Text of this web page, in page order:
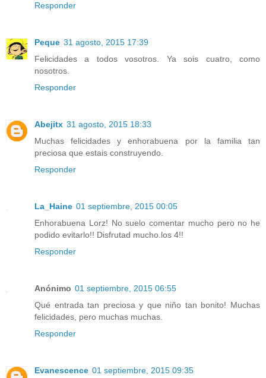
Responder
Peque 31 agosto, 2015 17:39
Felicidades a todos vosotros. Ya sois cuatro, como
nosotros.
Responder
Abejitx 31 agosto, 2015 18:33
Muchas felicidades y enhorabuena por la familia tan
preciosa que estais construyendo.
Responder
La_Haine 01 septiembre, 2015 00:05
Enhorabuena Lorz! No suelo comentar mucho pero no he
podido evitarlo!! Disfrutad mucho.los 4!!
Responder
Anónimo 01 septiembre, 2015 06:55
Qué entrada tan preciosa y que niño tan bonito! Muchas
felicidades, pero muchas muchas.
Responder
Evanescence 01 septiembre, 2015 09:35